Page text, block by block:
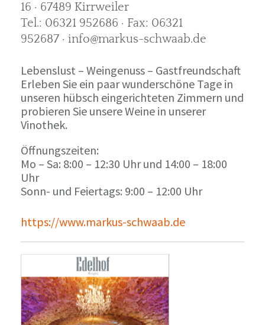
16 · 67489 Kirrweiler
Tel.: 06321 952686 · Fax: 06321
952687 · info@markus-schwaab.de
Lebenslust – Weingenuss – Gastfreundschaft
Erleben Sie ein paar wunderschöne Tage in
unseren hübsch eingerichteten Zimmern und
probieren Sie unsere Weine in unserer
Vinothek.
Öffnungszeiten:
Mo – Sa: 8:00 – 12:30 Uhr und 14:00 – 18:00
Uhr
Sonn- und Feiertags: 9:00 – 12:00 Uhr
https://www.markus-schwaab.de